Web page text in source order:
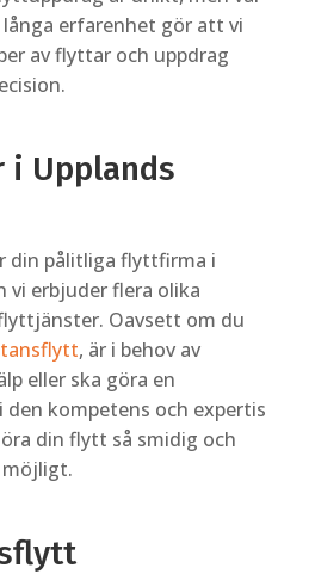
erfarenhet gör att vi
av flyttar och uppdrag
Upplands
din pålitliga flyttfirma i
vi erbjuder flera olika
Oavsett om du
, är i behov av
eller ska göra en
den kompetens och expertis
din flytt så smidig och